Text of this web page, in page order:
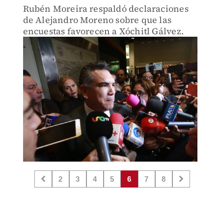
Rubén Moreira respaldó declaraciones
de Alejandro Moreno sobre que las
encuestas favorecen a Xóchitl Gálvez.
2 3 4 5 6 7 8